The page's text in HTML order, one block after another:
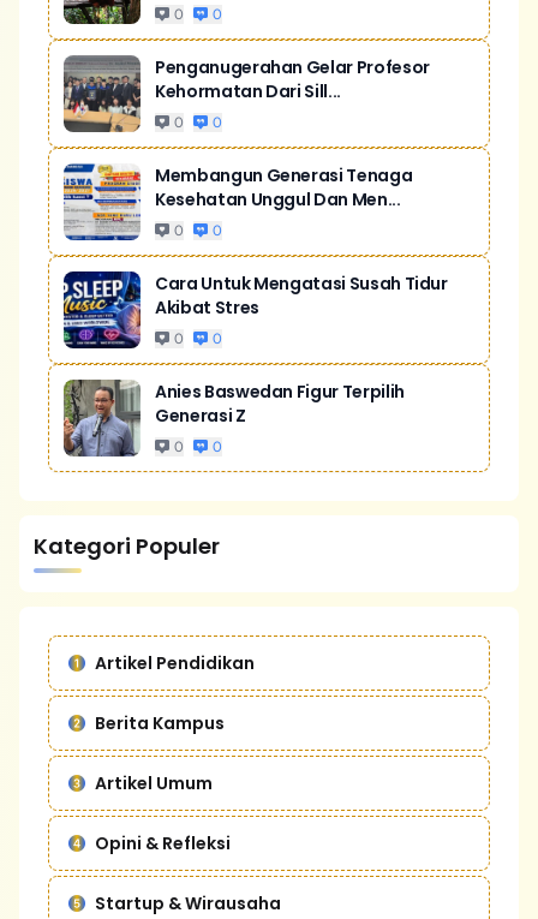
0 0
Penganugerahan Gelar Profesor
Kehormatan Dari Sill...
0 0
Membangun Generasi Tenaga
Kesehatan Unggul Dan Men...
0 0
Cara Untuk Mengatasi Susah Tidur
Akibat Stres
0 0
Anies Baswedan Figur Terpilih
Generasi Z
0 0
Kategori Populer
Artikel Pendidikan
Berita Kampus
Artikel Umum
Opini & Refleksi
Startup & Wirausaha